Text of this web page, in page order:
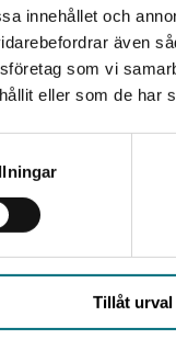
innehållet och
även
som vi
eller som de har
Tillåt urval
att du besöker
Sverige. Vi
För att kunna
vara i Sverige.